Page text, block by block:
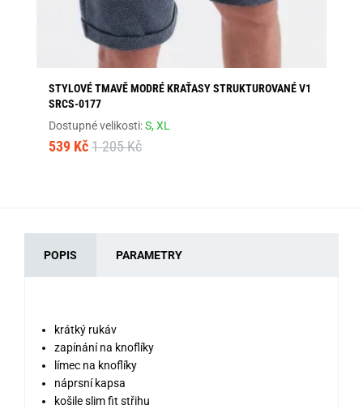
STYLOVÉ TMAVĚ MODRÉ KRAŤASY STRUKTUROVANÉ V1
SRCS-0177
Dostupné velikosti:S,XL
539 Kč 1 205 Kč
POPIS PARAMETRY
krátký rukáv
zapínání na knoflíky
límec na knoflíky
náprsní kapsa
košile slim fit střihu